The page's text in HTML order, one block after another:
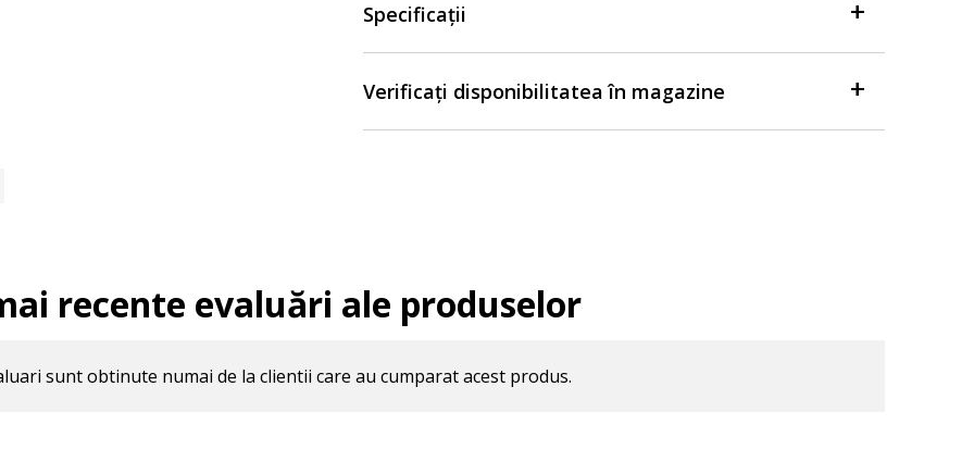
Specificații
Verificați disponibilitatea în magazine
recente evaluări ale produselor
sunt obtinute numai de la clientii care au cumparat acest produs.